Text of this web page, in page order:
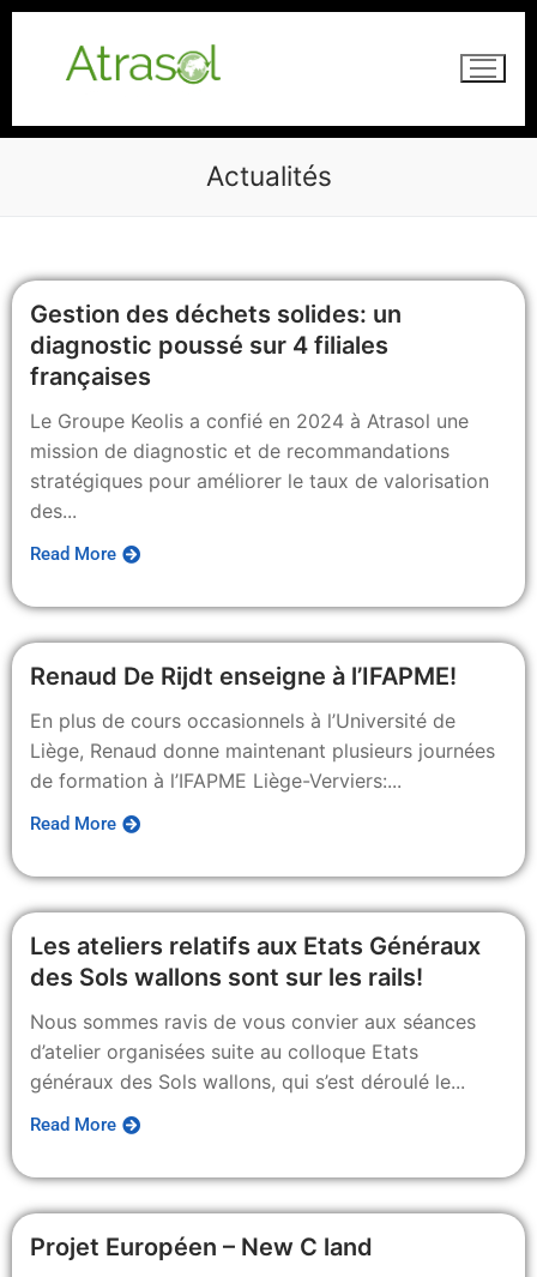
Assistance au maitre d’ouvrage et entrepreneur
Mesure et réductions des émissions de GES
Développement d’application web
environnementales
Qui sommes nous ?
Actualités
Recrutement
RiverXperts
Contact
Actualités
Gestion des déchets solides: un
diagnostic poussé sur 4 filiales
françaises
Le Groupe Keolis a confié en 2024 à Atrasol une
mission de diagnostic et de recommandations
stratégiques pour améliorer le taux de valorisation
des...
Read More
Renaud De Rijdt enseigne à l’IFAPME!
En plus de cours occasionnels à l’Université de
Liège, Renaud donne maintenant plusieurs journées
de formation à l’IFAPME Liège-Verviers:...
Read More
Les ateliers relatifs aux Etats Généraux
des Sols wallons sont sur les rails!
Nous sommes ravis de vous convier aux séances
d’atelier organisées suite au colloque Etats
généraux des Sols wallons, qui s’est déroulé le...
Read More
Projet Européen – New C land